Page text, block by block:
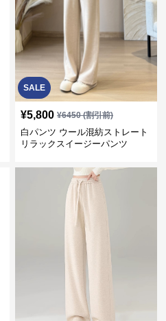
SALE
¥5,800 ¥6450(割引前)
白パンツ ウール混紡ストレート
リラックスイージーパンツ